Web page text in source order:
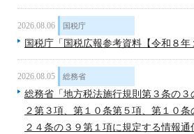
2026.08.06 国税庁
国税庁「国税広報参考資料【令和８
2026.08.05 総務省
総務省「地方税法施行規則第３条の
２第３項、第１０条第５項、第１０
２４条の３９第１項に規定する情報